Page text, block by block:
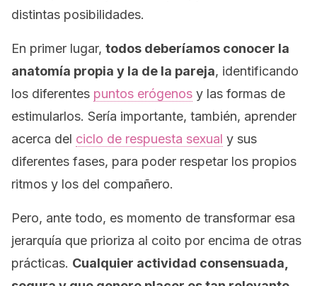
distintas posibilidades.
En primer lugar, todos deberíamos conocer la
anatomía propia y la de la pareja, identificando
los diferentes puntos erógenos y las formas de
estimularlos. Sería importante, también, aprender
acerca del ciclo de respuesta sexual y sus
diferentes fases, para poder respetar los propios
ritmos y los del compañero.
Pero, ante todo, es momento de transformar esa
jerarquía que prioriza al coito por encima de otras
prácticas. Cualquier actividad consensuada,